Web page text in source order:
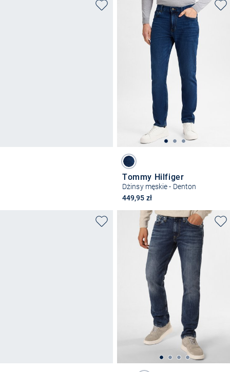
Tommy Hilfiger
Dżinsy męskie - Denton
449,95 zł